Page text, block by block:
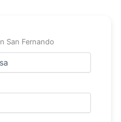
San Fernando